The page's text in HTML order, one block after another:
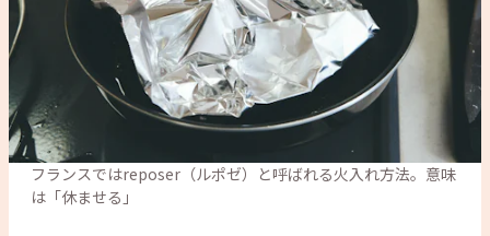
フランスではreposer（ルポゼ）と呼ばれる火入れ方法。意味
は「休ませる」